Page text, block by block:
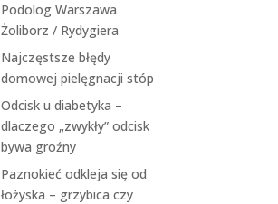
Podolog Warszawa
Żoliborz / Rydygiera
Najczęstsze błędy
domowej pielęgnacji stóp
Odcisk u diabetyka –
dlaczego „zwykły” odcisk
bywa groźny
Paznokieć odkleja się od
łożyska – grzybica czy